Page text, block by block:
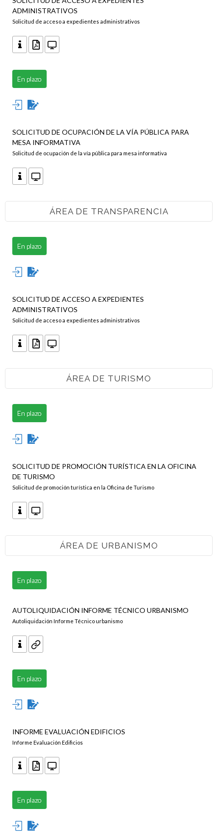
ADMINISTRATIVOS
Solicitud de acceso a expedientes administrativos
En plazo
SOLICITUD DE OCUPACIÓN DE LA VÍA PÚBLICA PARA
MESA INFORMATIVA
Solicitud de ocupación de la vía pública para mesa informativa
ÁREA DE TRANSPARENCIA
En plazo
SOLICITUD DE ACCESO A EXPEDIENTES
ADMINISTRATIVOS
Solicitud de acceso a expedientes administrativos
ÁREA DE TURISMO
En plazo
SOLICITUD DE PROMOCIÓN TURÍSTICA EN LA OFICINA
DE TURISMO
Solicitud de promoción turística en la Oficina de Turismo
ÁREA DE URBANISMO
En plazo
AUTOLIQUIDACIÓN INFORME TÉCNICO URBANISMO
Autoliquidación Informe Técnico urbanismo
En plazo
INFORME EVALUACIÓN EDIFICIOS
Informe Evaluación Edificios
En plazo